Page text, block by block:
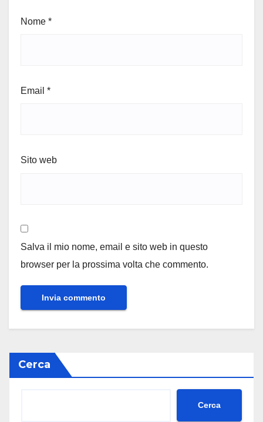
Nome *
Email *
Sito web
Salva il mio nome, email e sito web in questo
browser per la prossima volta che commento.
Cerca
Cerca